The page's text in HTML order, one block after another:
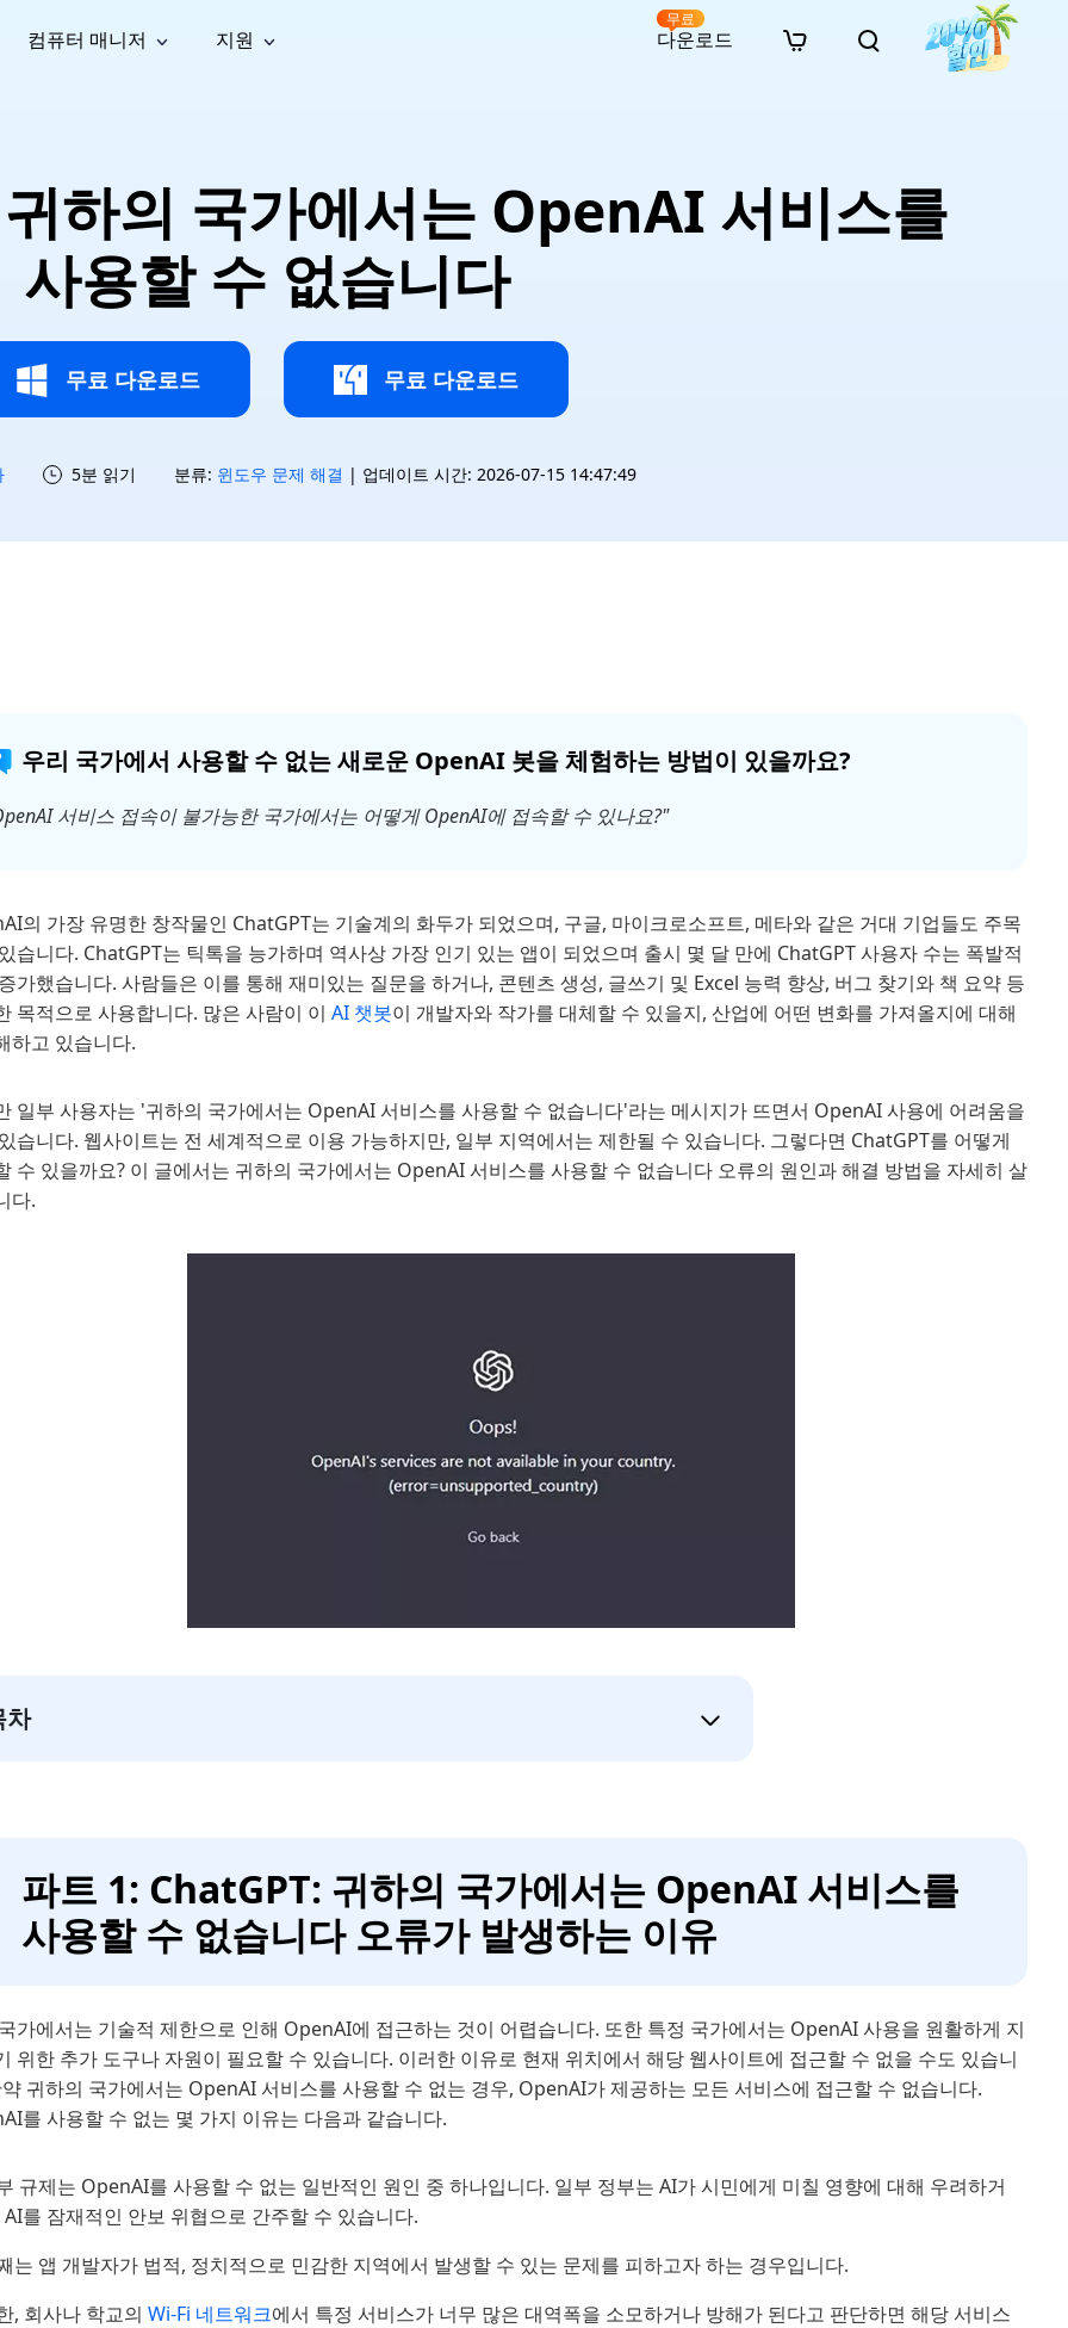
데이터 복구
메시지 복구
LINE 데이터 복구
백업 없이 LINE 채팅 복구
· USB 복구
· 파티션 복구
· 한글 파일 복구
· 오피스 파일 복구
· 동영상 복구
복구
구
구
오디오
복구
영상 화
질 높이
AI
사진 화
질 높이
기
AI
온라인 사진 복구
온라인 문서 복구
온라인 오디오 복구
· 시네마틱 AI 이미지 프롬프트
· 애니메이션 실사 변환 프롬프트
컴퓨터 매니저
색 및 삭제
Cleamio
브랜드 리뉴얼
및 정밀 클린
Windows DLL 오류 수정
Email Repair
손상된 PST/OST 파일 복구
· 하드 디스크 복사
· 중복 파일 찾기 (Mac)
· C 드라이브 확장
· 디스크 공간 확보 (Win)
· MBR GPT 변환
· Mac 저장 공간 최적화
지원
드 센터
가이드
결 방법
다운로드
무료
하의 국가에서는 OpenAI 서비스를
사용할 수 없습니다
무료 다운로드 무료 다운로드
5분 읽기 분류: 윈도우 문제 해결 | 업데이트 시간: 2026-07-15 14:47:49
우리 국가에서 사용할 수 없는 새로운 OpenAI 봇을 체험하는 방법이 있을까요?
서비스 접속이 불가능한 국가에서는 어떻게 OpenAI에 접속할 수 있나요?"
의 가장 유명한 창작물인 ChatGPT는 기술계의 화두가 되었으며, 구글, 마이크로소프트, 메타와 같은 거대 기업들도 주목
습니다. ChatGPT는 틱톡을 능가하며 역사상 가장 인기 있는 앱이 되었으며 출시 몇 달 만에 ChatGPT 사용자 수는 폭발적
가했습니다. 사람들은 이를 통해 재미있는 질문을 하거나, 콘텐츠 생성, 글쓰기 및 Excel 능력 향상, 버그 찾기와 책 요약 등
목적으로 사용합니다. 많은 사람이 이 AI 챗봇이 개발자와 작가를 대체할 수 있을지, 산업에 어떤 변화를 가져올지에 대해
하고 있습니다.
일부 사용자는 '귀하의 국가에서는 OpenAI 서비스를 사용할 수 없습니다'라는 메시지가 뜨면서 OpenAI 사용에 어려움을
습니다. 웹사이트는 전 세계적으로 이용 가능하지만, 일부 지역에서는 제한될 수 있습니다. 그렇다면 ChatGPT를 어떻게
수 있을까요? 이 글에서는 귀하의 국가에서는 OpenAI 서비스를 사용할 수 없습니다 오류의 원인과 해결 방법을 자세히 살
다.
차
파트 1: ChatGPT: 귀하의 국가에서는 OpenAI 서비스를
사용할 수 없습니다 오류가 발생하는 이유
가에서는 기술적 제한으로 인해 OpenAI에 접근하는 것이 어렵습니다. 또한 특정 국가에서는 OpenAI 사용을 원활하게 지
위한 추가 도구나 자원이 필요할 수 있습니다. 이러한 이유로 현재 위치에서 해당 웹사이트에 접근할 수 없을 수도 있습니
귀하의 국가에서는 OpenAI 서비스를 사용할 수 없는 경우, OpenAI가 제공하는 모든 서비스에 접근할 수 없습니다.
를 사용할 수 없는 몇 가지 이유는 다음과 같습니다.
규제는 OpenAI를 사용할 수 없는 일반적인 원인 중 하나입니다. 일부 정부는 AI가 시민에게 미칠 영향에 대해 우려하거
AI를 잠재적인 안보 위협으로 간주할 수 있습니다.
는 앱 개발자가 법적, 정치적으로 민감한 지역에서 발생할 수 있는 문제를 피하고자 하는 경우입니다.
, 회사나 학교의 Wi-Fi 네트워크에서 특정 서비스가 너무 많은 대역폭을 소모하거나 방해가 된다고 판단하면 해당 서비스